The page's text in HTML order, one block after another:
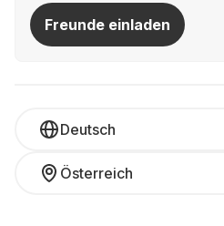
Freunde einladen
Deutsch
Österreich